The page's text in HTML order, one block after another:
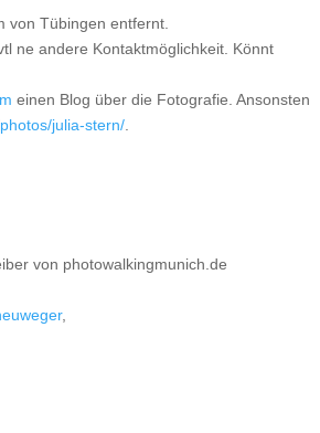
von Tübingen entfernt.
ne andere Kontaktmöglichkeit. Könnt
einen Blog über die Fotografie. Ansonsten
julia-stern/
von photowalkingmunich.de
,